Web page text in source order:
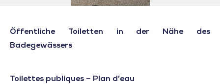
Öffentliche Toiletten in der Nähe des
Badegewässers
Toilettes publiques – Plan d’eau